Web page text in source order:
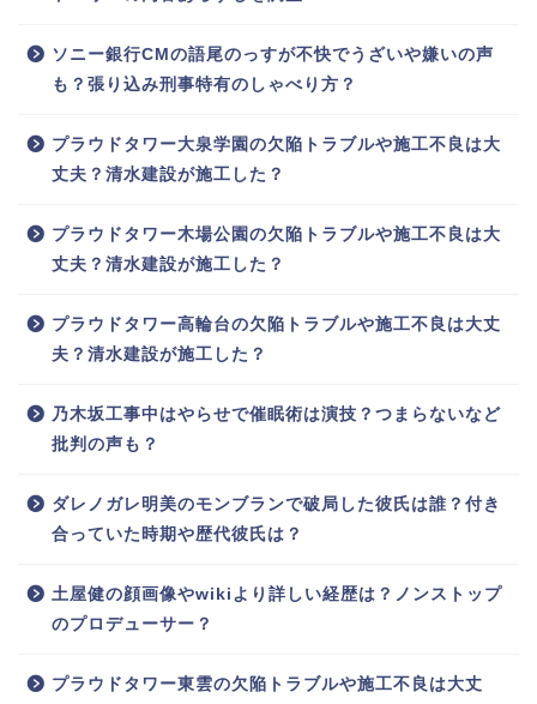
ソニー銀行CMの語尾のっすが不快でうざいや嫌いの声
も？張り込み刑事特有のしゃべり方？
プラウドタワー大泉学園の欠陥トラブルや施工不良は大
丈夫？清水建設が施工した？
プラウドタワー木場公園の欠陥トラブルや施工不良は大
丈夫？清水建設が施工した？
プラウドタワー高輪台の欠陥トラブルや施工不良は大丈
夫？清水建設が施工した？
乃木坂工事中はやらせで催眠術は演技？つまらないなど
批判の声も？
ダレノガレ明美のモンブランで破局した彼氏は誰？付き
合っていた時期や歴代彼氏は？
土屋健の顔画像やwikiより詳しい経歴は？ノンストップ
のプロデューサー？
プラウドタワー東雲の欠陥トラブルや施工不良は大丈